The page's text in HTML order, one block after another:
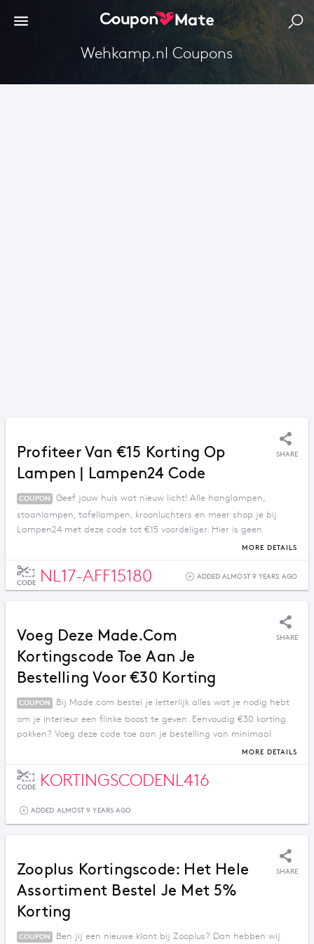
wehkamp.nl Coupons
Profiteer Van €15 Korting Op
Lampen | Lampen24 Code
SHARE
COUPON
Geef jouw huis wat nieuw licht! Alle hanglampen,
staanlampen, tafellampen, kroonluchters en meer shop je bij
Lampen24 met deze code tot €15 voordeliger. Hier is geen
MORE DETAILS
CODE NL17-AFF15180 ADDED ALMOST 9 YEARS AGO
Voeg Deze Made.com
Kortingscode Toe Aan Je
Bestelling Voor €30 Korting
SHARE
COUPON
Bij Made.com bestel je letterlijk alles wat je nodig hebt
om je interieur een flinke boost te geven. Eenvoudig €30 korting
pakken? Voeg deze code toe aan je bestelling van minimaal
MORE DETAILS
CODE KORTINGSCODENL416
ADDED ALMOST 9 YEARS AGO
Zooplus Kortingscode: Het Hele
Assortiment Bestel Je Met 5%
Korting
SHARE
COUPON Ben jij een nieuwe klant bij Zooplus? Dan hebben wij